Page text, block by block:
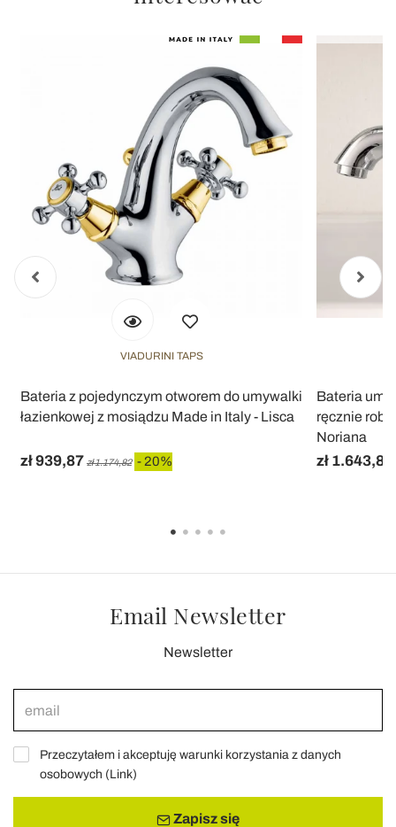
VIADURINI TAPS
Bateria z pojedynczym otworem do umywalki
łazienkowej z mosiądzu Made in Italy - Lisca
zł 939,87 zł 1.174,82 - 20%
Bateria
ręcznie
Noriana
zł 1.643,89
Email Newsletter
Newsletter
Przeczytałem i akceptuję warunki korzystania z danych
osobowych (Link)
Zapisz się